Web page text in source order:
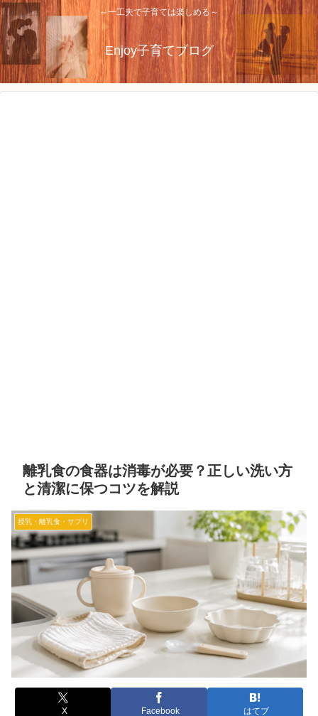
～一工夫で子育ては楽しめる～
Enjoy子育てブログ
離乳食の食器は消毒が必要？正しい洗い方
と清潔に保つコツを解説
授乳・離乳食・サプリ
X Facebook はてブ